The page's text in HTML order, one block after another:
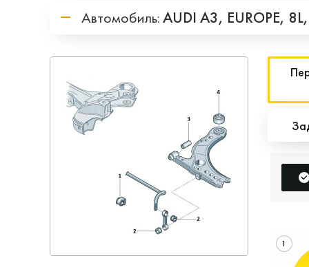
Автомобиль:AUDI A3, EUROPE,
1